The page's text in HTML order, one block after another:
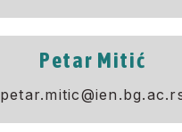
Petar Mitić